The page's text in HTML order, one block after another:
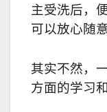
主受洗后，
可以放心随
其实不然，
方面的学习